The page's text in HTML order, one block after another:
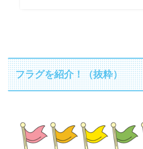
フラグを紹介！（抜粋）